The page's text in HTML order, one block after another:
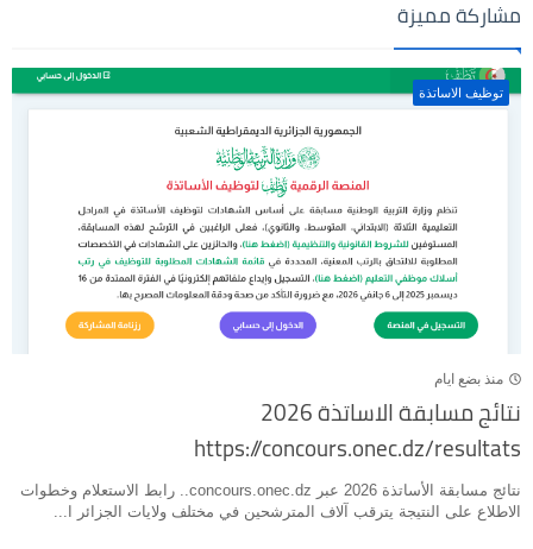
مشاركة مميزة
توظيف الاساتذة
منذ بضع ايام
نتائج مسابقة الاساتذة 2026
https://concours.onec.dz/resultats
نتائج مسابقة الأساتذة 2026 عبر concours.onec.dz.. رابط الاستعلام وخطوات
الاطلاع على النتيجة يترقب آلاف المترشحين في مختلف ولايات الجزائر ا...